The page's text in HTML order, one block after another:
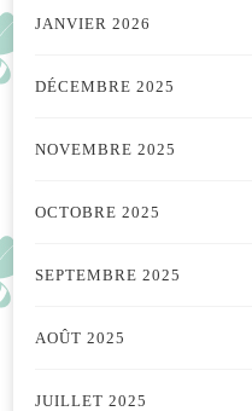
JANVIER 2026
DÉCEMBRE 2025
NOVEMBRE 2025
OCTOBRE 2025
SEPTEMBRE 2025
AOÛT 2025
JUILLET 2025